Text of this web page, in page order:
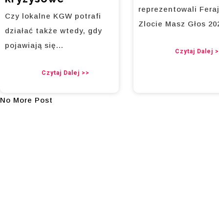
Czy lokalne KGW potrafi
działać także wtedy, gdy
pojawiają się…
Czytaj Dalej >>
reprezentowali
Zlocie Masz Głos
Czytaj Dalej
No More Post